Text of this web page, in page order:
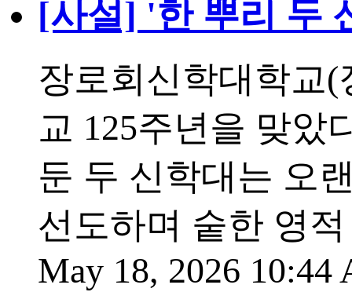
[사설] '한 뿌리 두
장로회신학대학교
교 125주년을 맞았
둔 두 신학대는 오
선도하며 숱한 영
May 18, 2026 10:44